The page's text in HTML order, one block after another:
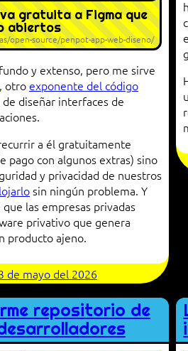
gratuita a Figma que
abiertos
open-source/penpot-app-web-diseno/
y extenso, pero me sirve
, otro exponente del código
diseñar interfaces de
a él gratuitamente
pago con algunos extras) sino
y privacidad de nuestros
sin ningún problema. Y
las empresas privadas
privativo que genera
producto ajeno.
de mayo del 2026
repositorio de